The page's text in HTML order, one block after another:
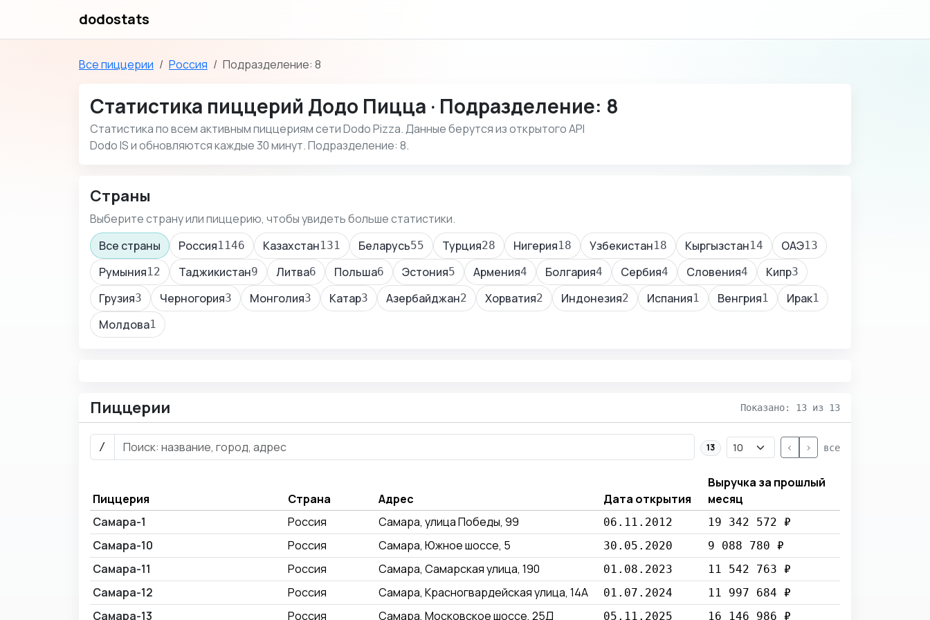
dodostats
Все пиццерии Россия Подразделение: 8
Статистика пиццерий Додо Пицца · Подразделение: 8
Статистика по всем активным пиццериям сети Dodo Pizza. Данные берутся из открытого API
Dodo IS и обновляются каждые 30 минут. Подразделение: 8.
Страны
Выберите страну или пиццерию, чтобы увидеть больше статистики.
Все страны
Россия1146 Казахстан131 Беларусь55 Турция28 Нигерия18 Узбекистан18 Кыргызстан14 ОАЭ13
Румыния12 Таджикистан9 Литва6 Польша6 Эстония5 Армения4 Болгария4 Сербия4 Словения4 Кипр3
Грузия3 Черногория3 Монголия3 Катар3 Азербайджан2 Хорватия2 Индонезия2 Испания1 Венгрия1 Ирак1
Молдова1
Пиццерии Показано: 13 из 13
/ 13 < > все
Пиццерия Страна Адрес Дата открытия
Выручка за прошлый
месяц
Самара-1
Россия Самара, улица Победы, 99 06.11.2012 19 342 572 ₽
Самара-10 Россия Самара, Южное шоссе, 5 30.05.2020 9 088 780 ₽
Самара-11 Россия Самара, Самарская улица, 190 01.08.2023 11 542 763 ₽
Самара-12 Россия Самара, Красногвардейская улица, 14А 01.07.2024 11 997 684 ₽
Самара-13 Россия Самара, Московское шоссе, 25Д 05.11.2025 16 146 986 ₽